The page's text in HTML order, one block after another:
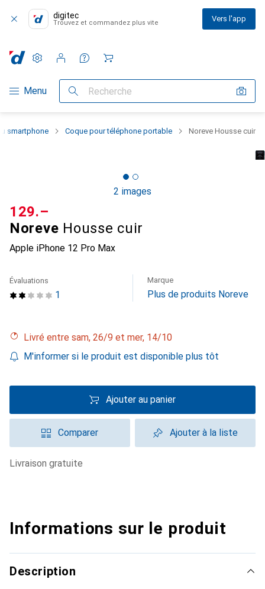
digitec
Trouvez et commandez plus vite Vers l'app
Navigation par catégorie
Menu Recherche
Paramètres
Compte client
Listes de comparaison
Listes d'envies
Panier
smartphone Coque pour téléphone portable Noreve Housse cuir
2 images
Noreve Housse cuir
Apple iPhone 12 Pro Max
CHF
129.–
1
Évaluations Marque
Plus de produits Noreve
Livré entre sam, 26/9 et mer, 14/10
M'informer si le produit est disponible plus tôt
Ajouter au panier
Comparer Ajouter à la liste
livraison gratuite
Informations sur le produit
Description